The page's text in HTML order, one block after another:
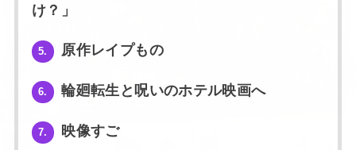
け？」
5. 原作レイプもの
6. 輪廻転生と呪いのホテル映画へ
7. 映像すご